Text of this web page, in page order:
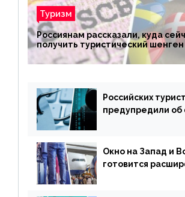
Туризм
Россиянам рассказали, куда
получить туристический шенген
Российских
предупредили об
Окно на Запад и
готовится